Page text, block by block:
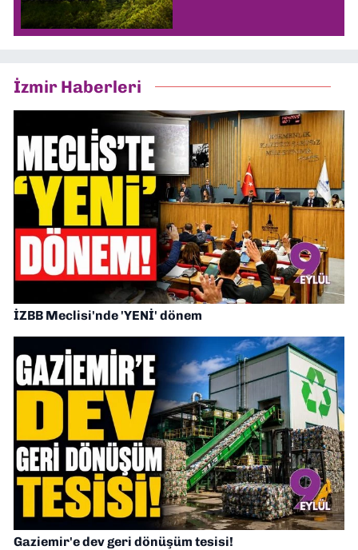
İzmir Haberleri
İZBB Meclisi'nde 'YENİ' dönem
Gaziemir'e dev geri dönüşüm tesisi!